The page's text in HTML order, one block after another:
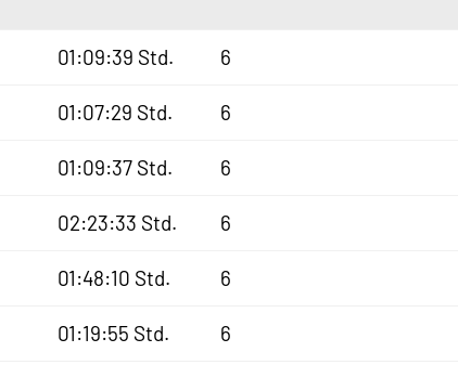
01:09:39 Std. 6
01:07:29 Std. 6
01:09:37 Std. 6
02:23:33 Std. 6
01:48:10 Std. 6
01:19:55 Std. 6